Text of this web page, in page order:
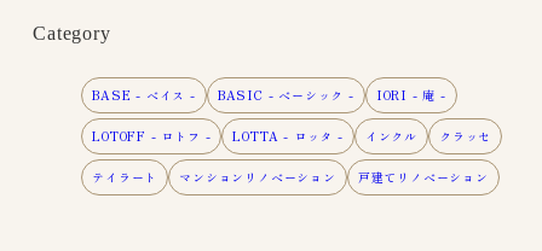
Category
BASE - ベイス - BASIC - ベーシック - IORI - 庵 -
LOTOFF - ロトフ - LOTTA - ロッタ - インクル クラッセ
テイラート マンションリノベーション 戸建てリノベーション